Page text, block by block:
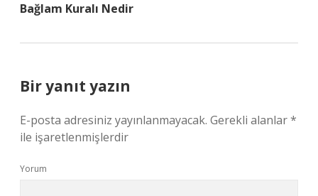
Bağlam Kuralı Nedir
Bir yanıt yazın
E-posta adresiniz yayınlanmayacak. Gerekli alanlar*
ile işaretlenmişlerdir
Yorum